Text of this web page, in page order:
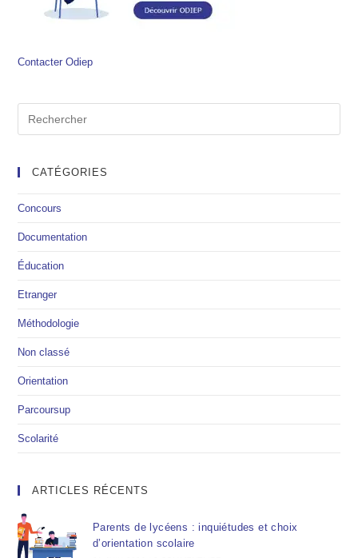
Contacter Odiep
CATÉGORIES
Concours
Documentation
Éducation
Etranger
Méthodologie
Non classé
Orientation
Parcoursup
Scolarité
ARTICLES RÉCENTS
Parents de lycéens : inquiétudes et choix
d’orientation scolaire